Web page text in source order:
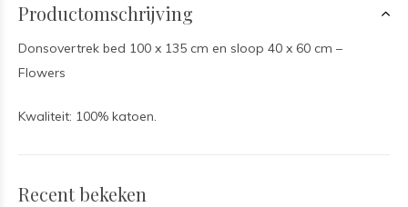
Productomschrijving
Donsovertrek bed 100 x 135 cm en sloop 40 x 60 cm –
Flowers
Kwaliteit: 100% katoen.
Recent bekeken